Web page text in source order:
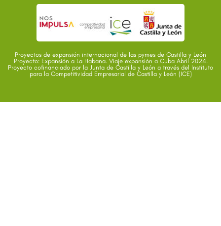
Proyectos de expansión internacional de las pymes de Castilla y León
Proyecto: Expansión a La Habana. Viaje expansión a Cuba Abril 2024.
Proyecto cofinanciado por la Junta de Castilla y León a través del Instituto
para la Competitividad Empresarial de Castilla y León (ICE)